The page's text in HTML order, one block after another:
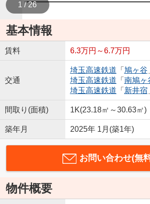
1 / 26
基本情報
賃料 6.3万円～6.7万円
交通
埼玉高速鉄道 「 鳩ヶ谷
埼玉高速鉄道 「 南鳩ヶ
埼玉高速鉄道 「 新井宿
間取り(面積) 1K(23.18㎡～30.63㎡)
築年月 2025年 1月(築1年)
お問い合わせ(無
物件概要